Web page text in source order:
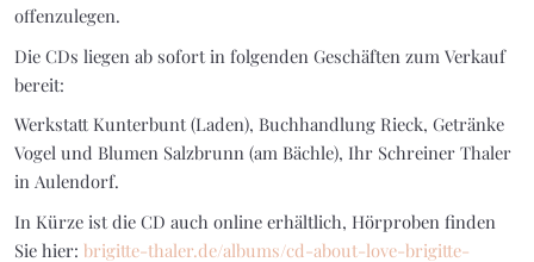
offenzulegen.
Die CDs liegen ab sofort in folgenden Geschäften zum Verkauf
bereit:
Werkstatt Kunterbunt (Laden), Buchhandlung Rieck, Getränke
Vogel und Blumen Salzbrunn (am Bächle), Ihr Schreiner Thaler
in Aulendorf.
In Kürze ist die CD auch online erhältlich, Hörproben finden
Sie hier: brigitte-thaler.de/albums/cd-about-love-brigitte-